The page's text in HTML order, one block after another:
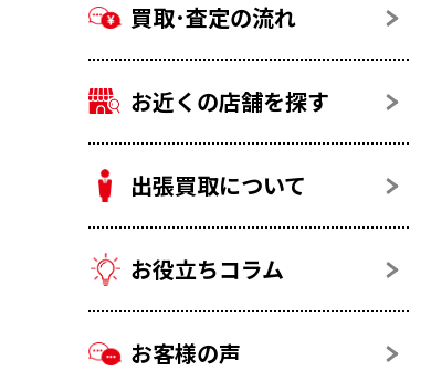
買取･査定の流れ
お近くの店舗を探す
出張買取について
お役立ちコラム
お客様の声